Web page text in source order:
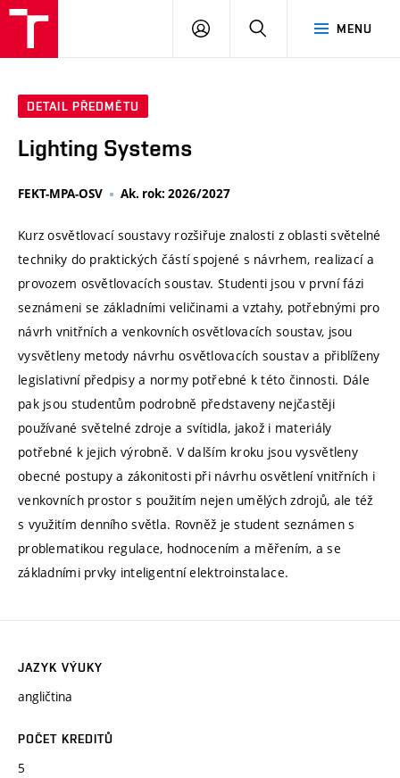
MENU
PŘIHLÁSIT
DETAIL PŘEDMĚTU
Lighting Systems
FEKT-MPA-OSV Ak. rok: 2026/2027
Kurz osvětlovací soustavy rozšiřuje znalosti z oblasti světelné
techniky do praktických částí spojené s návrhem, realizací a
provozem osvětlovacích soustav. Studenti jsou v první fázi
seznámeni se základními veličinami a vztahy, potřebnými pro
návrh vnitřních a venkovních osvětlovacích soustav, jsou
vysvětleny metody návrhu osvětlovacích soustav a přiblíženy
legislativní předpisy a normy potřebné k této činnosti. Dále
pak jsou studentům podrobně představeny nejčastěji
používané světelné zdroje a svítidla, jakož i materiály
potřebné k jejich výrobně. V dalším kroku jsou vysvětleny
obecné postupy a zákonitosti při návrhu osvětlení vnitřních i
venkovních prostor s použitím nejen umělých zdrojů, ale též
s využitím denního světla. Rovněž je student seznámen s
problematikou regulace, hodnocením a měřením, a se
základními prvky inteligentní elektroinstalace.
JAZYK VÝUKY
angličtina
POČET KREDITŮ
5